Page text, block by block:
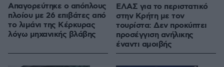
Απαγορεύτηκε ο απόπλους
πλοίου με 26 επιβάτες από
το λιμάνι της Κέρκυρας
λόγω μηχανικής βλάβης
ΕΛΑΣ για το περιστατικό
στην Κρήτη με τον
τουρίστα: Δεν προκύπτει
προσέγγιση ανήλικης
έναντι αμοιβής